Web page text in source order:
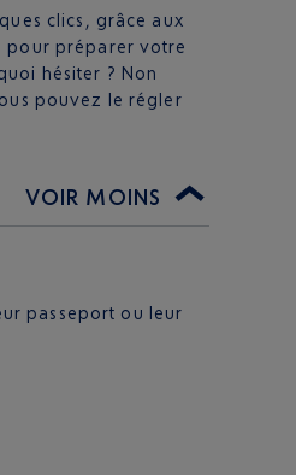
clics, grâce aux
pour préparer votre
hésiter ? Non
pouvez le régler
VOIR MOINS
passeport ou leur